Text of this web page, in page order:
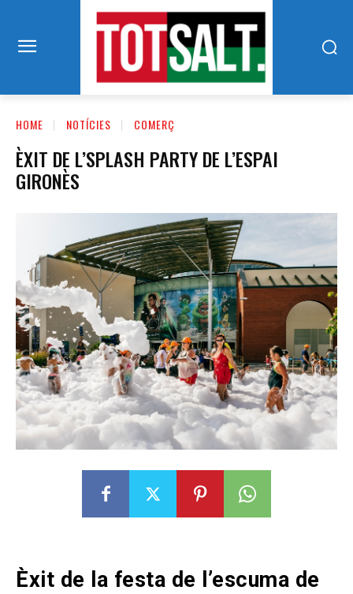
HOME NOTÍCIES COMERÇ
ÈXIT DE L’SPLASH PARTY DE L’ESPAI
GIRONÈS
Èxit de la festa de l’escuma de